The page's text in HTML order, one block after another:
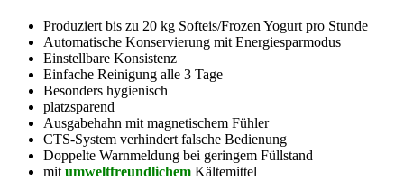
Produziert bis zu 20 kg Softeis/Frozen Yogurt pro Stunde
Automatische Konservierung mit Energiesparmodus
Einstellbare Konsistenz
Einfache Reinigung alle 3 Tage
Besonders hygienisch
platzsparend
Ausgabehahn mit magnetischem Fühler
CTS-System verhindert falsche Bedienung
Doppelte Warnmeldung bei geringem Füllstand
mit umweltfreundlichem Kältemittel